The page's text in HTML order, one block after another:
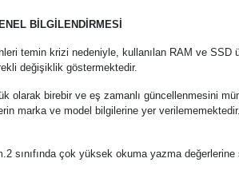
BİLGİLENDİRMESİ
temin krizi nedeniyle, kullanılan RAM ve SSD
değişiklik göstermektedir.
birebir ve eş zamanlı güncellenmesini
marka ve model bilgilerine yer verilememektedir.
sınıfında çok yüksek okuma yazma